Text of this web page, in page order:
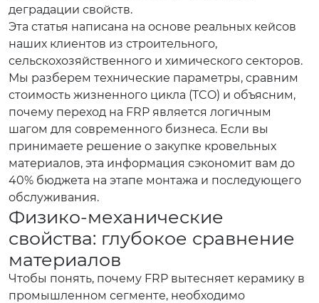
деградации свойств.
Эта статья написана на основе реальных кейсов
наших клиентов из строительного,
сельскохозяйственного и химического секторов.
Мы разберем технические параметры, сравним
стоимость жизненного цикла (TCO) и объясним,
почему переход на FRP является логичным
шагом для современного бизнеса. Если вы
принимаете решение о закупке кровельных
материалов, эта информация сэкономит вам до
40% бюджета на этапе монтажа и последующего
обслуживания.
Физико-механические
свойства: глубокое сравнение
материалов
Чтобы понять, почему FRP вытесняет керамику в
промышленном сегменте, необходимо